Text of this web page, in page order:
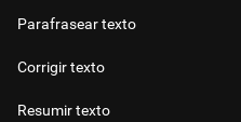
Parafrasear texto
Corrigir texto
Resumir texto